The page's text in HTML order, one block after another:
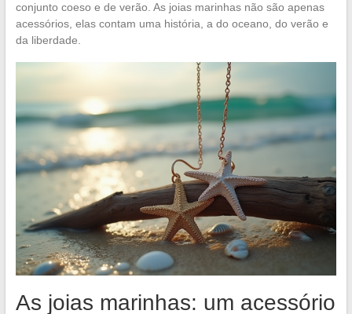
conjunto coeso e de verão. As joias marinhas não são apenas
acessórios, elas contam uma história, a do oceano, do verão e
da liberdade.
As joias marinhas: um acessório